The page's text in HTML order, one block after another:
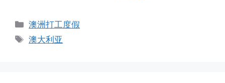
分
类
澳洲打工度假
标
澳大利亚